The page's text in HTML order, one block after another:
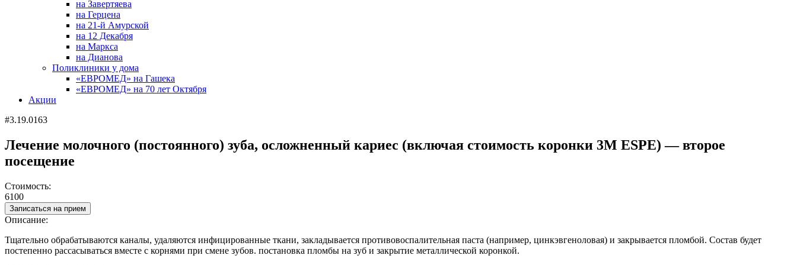
на Завертяева
на Герцена
на 21-й Амурской
на 12 Декабря
на Маркса
на Дианова
Поликлиники у дома
«ЕВРОМЕД» на Гашека
«ЕВРОМЕД» на 70 лет Октября
Акции
#3.19.0163
Лечение молочного (постоянного) зуба, осложненный кариес (включая стоимость коронки 3M ESPE) — второе
посещение
Стоимость:
6100
Записаться на прием
Описание:
Тщательно обрабатываются каналы, удаляются инфицированные ткани, закладывается противовоспалительная паста (например, цинкэвгеноловая) и закрывается пломбой. Состав будет
постепенно рассасываться вместе с корнями при смене зубов. постановка пломбы на зуб и закрытие металлической коронкой.